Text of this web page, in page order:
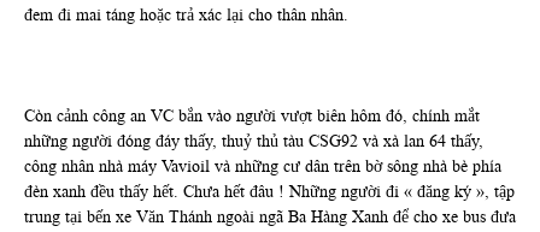
đem đi mai táng hoặc trả xác lại cho thân nhân.
Còn cảnh công an VC bắn vào người vượt biên hôm đó, chính mắt
những người đóng đáy thấy, thuỷ thủ tàu CSG92 và xà lan 64 thấy,
công nhân nhà máy Vavioil và những cư dân trên bờ sông nhà bè phía
đèn xanh đều thấy hết. Chưa hết đâu ! Những người đi « đăng ký », tập
trung tại bến xe Văn Thánh ngoài ngã Ba Hàng Xanh để cho xe bus đưa